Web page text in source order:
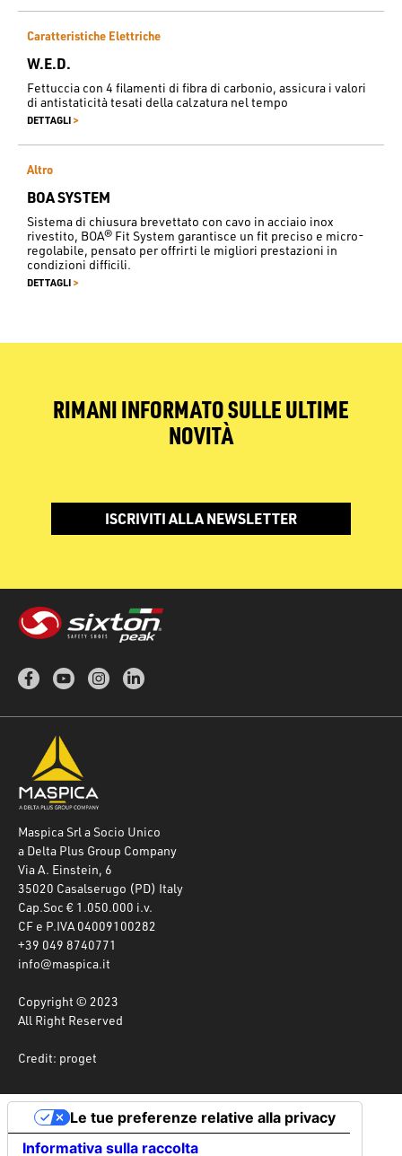
Caratteristiche Elettriche
W.E.D.
Fettuccia con 4 filamenti di fibra di carbonio, assicura i valori
di antistaticità tesati della calzatura nel tempo
DETTAGLI >
Altro
BOA SYSTEM
Sistema di chiusura brevettato con cavo in acciaio inox
rivestito, BOA® Fit System garantisce un fit preciso e micro-
regolabile, pensato per offrirti le migliori prestazioni in
condizioni difficili.
DETTAGLI >
RIMANI INFORMATO SULLE ULTIME
NOVITÀ
ISCRIVITI ALLA NEWSLETTER
Maspica Srl a Socio Unico
a Delta Plus Group Company
Via A. Einstein, 6
35020 Casalserugo (PD) Italy
Cap.Soc € 1.050.000 i.v.
CF e P.IVA 04009100282
+39 049 8740771
info@maspica.it
Copyright © 2023
All Right Reserved
Credit: proget
Informativa sulla raccolta
Le tue preferenze relative alla privacy